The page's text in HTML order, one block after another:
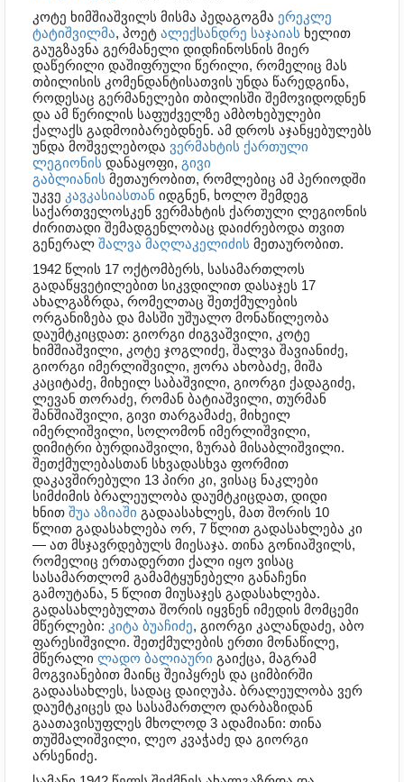
კოტე ხიმშიაშვილს მისმა პედაგოგმა ერეკლე
ტატიშვილმა, პოეტ ალექსანდრე საჯაიას ხელით
გაუგზავნა გერმანელი დიდჩინოსნის მიერ
დაწერილი დაშიფრული წერილი, რომელიც მას
თბილისის კომენდანტისათვის უნდა წარედგინა,
როდესაც გერმანელები თბილისში შემოვიდოდნენ
და ამ წერილის საფუძველზე ამბოხებულები
ქალაქს გადმოიბარებდნენ. ამ დროს აჯანყებულებს
უნდა მოშველებოდა ვერმახტის ქართული
ლეგიონის დანაყოფი, გივი
გაბლიანის მეთაურობით, რომლებიც ამ პერიოდში
უკვე კავკასიასთან იდგნენ, ხოლო შემდეგ
საქართველოსკენ ვერმახტის ქართული ლეგიონის
ძირითადი შემადგენლობაც დაიძრებოდა თვით
გენერალ შალვა მაღლაკელიძის მეთაურობით.
1942 წლის 17 ოქტომბერს, სასამართლოს
გადაწყვეტილებით სიკვდილით დასაჯეს 17
ახალგაზრდა, რომელთაც შეთქმულების
ორგანიზება და მასში უშუალო მონაწილეობა
დაუმტკიცდათ: გიორგი ძიგვაშვილი, კოტე
ხიმშიაშვილი, კოტე ჯოგლიძე, შალვა შავიანიძე,
გიორგი იმერლიშვილი, ჟორა ახობაძე, მიშა
კაციტაძე, მიხეილ საბაშვილი, გიორგი ქადაგიძე,
ლევან თორაძე, რომან ბატიაშვილი, თურმან
შანშიაშვილი, გივი თარგამაძე, მიხეილ
იმერლიშვილი, სოლომონ იმერლიშვილი,
დიმიტრი ბურდიაშვილი, ზურაბ მისაბლიშვილი.
შეთქმულებასთან სხვადასხვა ფორმით
დაკავშირებული 13 პირი კი, ვისაც ნაკლები
სიმძიმის ბრალეულობა დაუმტკიცდათ, დიდი
ხნით შუა აზიაში გადაასახლეს, მათ შორის 10
წლით გადასახლება ორ, 7 წლით გადასახლება კი
— ათ მსჯავრდებულს მიესაჯა. თინა გონიაშვილს,
რომელიც ერთადერთი ქალი იყო ვისაც
სასამართლომ გამამტყუნებელი განაჩენი
გამოუტანა, 5 წლით მიუსაჯეს გადასახლება.
გადასახლებულთა შორის იყვნენ იმედის მომცემი
მწერლები: კიტა ბუაჩიძე, გიორგი კალანდაძე, აბო
ფარესიშვილი. შეთქმულების ერთი მონაწილე,
მწერალი ლადო ბალიაური გაიქცა, მაგრამ
მოგვიანებით მაინც შეიპყრეს და ციმბირში
გადაასახლეს, სადაც დაიღუპა. ბრალეულობა ვერ
დაუმტკიცეს და სასამართლო დარბაზიდან
გაათავისუფლეს მხოლოდ 3 ადამიანი: თინა
თუშმალიშვილი, ლეო კვაჭაძე და გიორგი
არსენიძე.